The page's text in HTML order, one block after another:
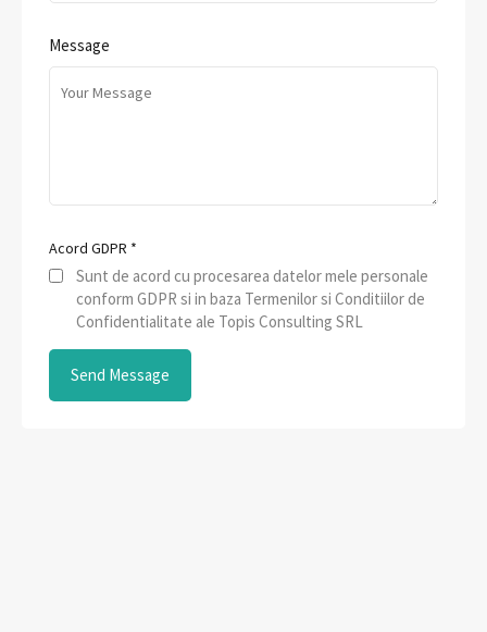
Message
Acord GDPR *
Sunt de acord cu procesarea datelor mele personale
conform GDPR si in baza Termenilor si Conditiilor de
Confidentialitate ale Topis Consulting SRL